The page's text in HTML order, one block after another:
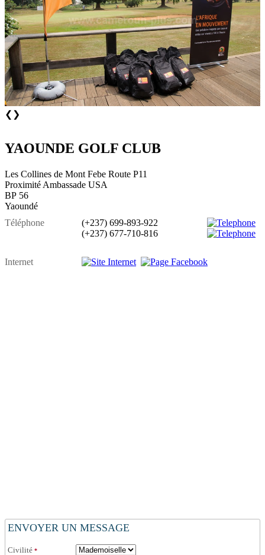
❮ ❯
YAOUNDE GOLF CLUB
Les Collines de Mont Febe Route P11
Proximité Ambassade USA
BP 56
Yaoundé
Téléphone
(+237) 699-893-922
(+237) 677-710-816
Internet
ENVOYER UN MESSAGE
Civilité *